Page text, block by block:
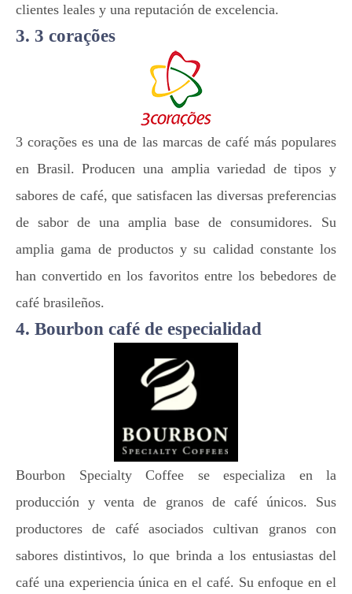
clientes leales y una reputación de excelencia.
3. 3 corações
3 corações es una de las marcas de café más populares
en Brasil. Producen una amplia variedad de tipos y
sabores de café, que satisfacen las diversas preferencias
de sabor de una amplia base de consumidores. Su
amplia gama de productos y su calidad constante los
han convertido en los favoritos entre los bebedores de
café brasileños.
4. Bourbon café de especialidad
Bourbon Specialty Coffee se especializa en la
producción y venta de granos de café únicos. Sus
productores de café asociados cultivan granos con
sabores distintivos, lo que brinda a los entusiastas del
café una experiencia única en el café. Su enfoque en el